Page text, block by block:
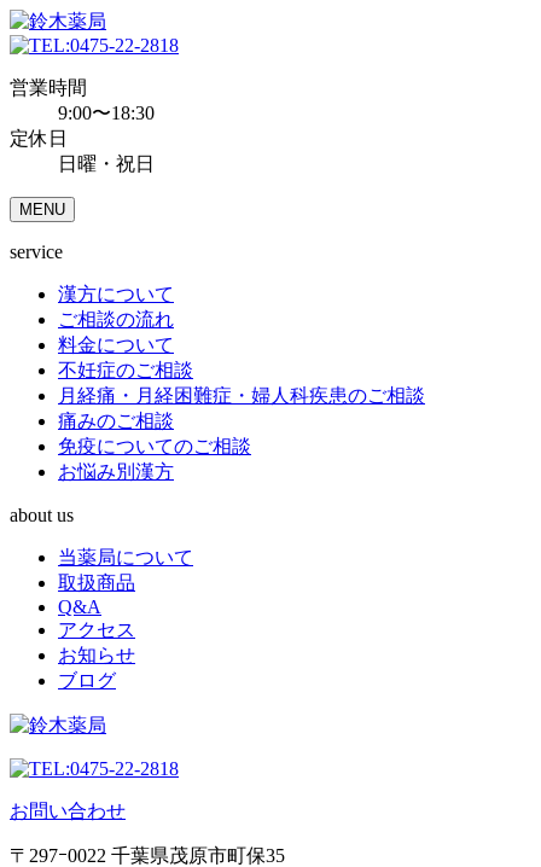
0475-22-2818
営業時間
9:00〜18:30
定休日
日曜・祝日
MENU
service
漢方について
ご相談の流れ
料金について
不妊症のご相談
月経痛・月経困難症・婦人科疾患のご相談
痛みのご相談
免疫についてのご相談
お悩み別漢方
about us
当薬局について
取扱商品
Q&A
アクセス
お知らせ
ブログ
0475-22-2818
お問い合わせ
〒297ｰ0022 千葉県茂原市町保35